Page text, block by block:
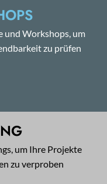
und Workshops, um
zu prüfen
um Ihre Projekte
zu verproben